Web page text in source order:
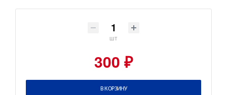
шт
300 ₽
В КОРЗИНУ